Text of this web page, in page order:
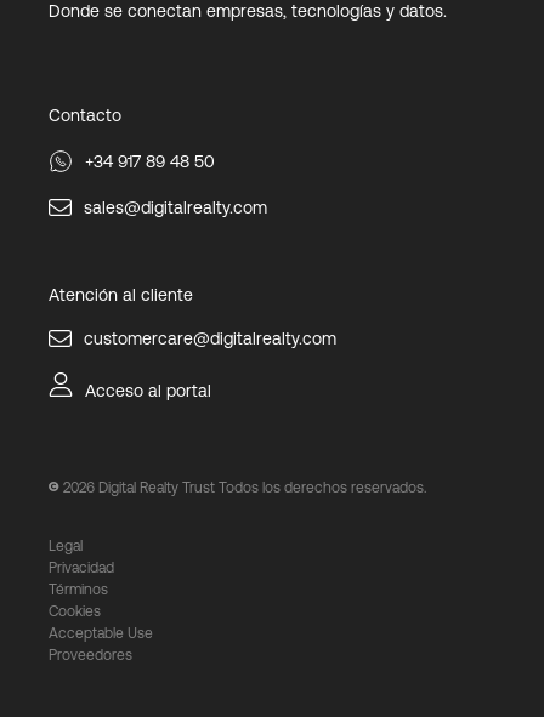
Donde se conectan empresas, tecnologías y datos.
Contacto
+34 917 89 48 50
sales@digitalrealty.com
Atención al cliente
customercare@digitalrealty.com
Acceso al portal
2026 Digital Realty Trust Todos los derechos reservados.
Legal
Privacidad
Términos
Cookies
Acceptable Use
Proveedores